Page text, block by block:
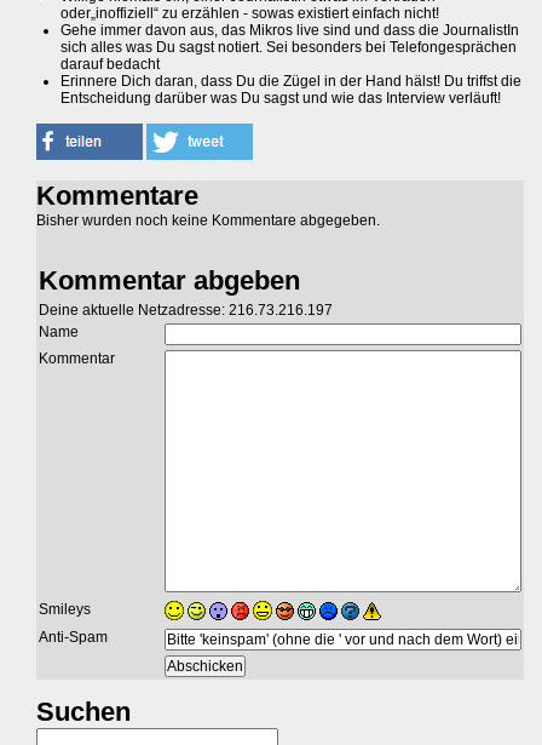
oder„inoffiziell“ zu erzählen - sowas existiert einfach nicht!
Gehe immer davon aus, das Mikros live sind und dass die JournalistIn
sich alles was Du sagst notiert. Sei besonders bei Telefongesprächen
darauf bedacht
Erinnere Dich daran, dass Du die Zügel in der Hand hälst! Du triffst die
Entscheidung darüber was Du sagst und wie das Interview verläuft!
Kommentare
Bisher wurden noch keine Kommentare abgegeben.
Kommentar abgeben
Deine aktuelle Netzadresse: 216.73.216.197
Name
Kommentar
Smileys
Anti-Spam
Suchen